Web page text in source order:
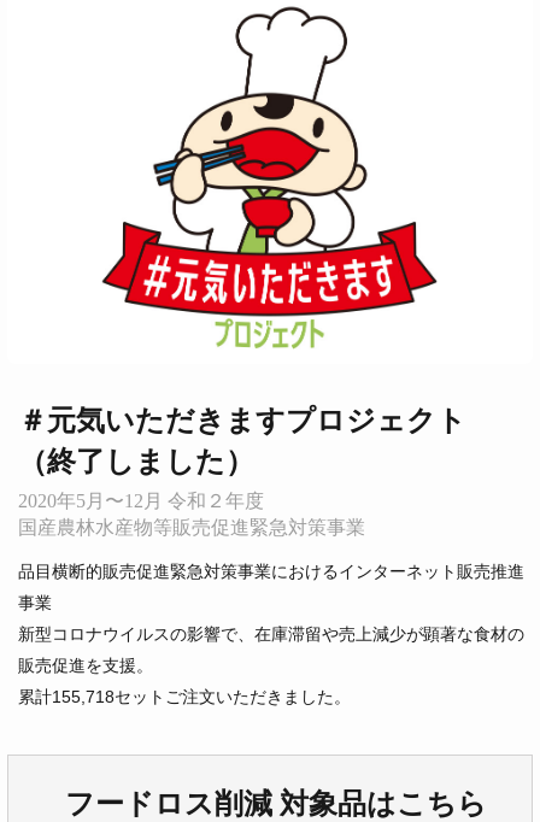
＃元気いただきますプロジェクト
（終了しました）
2020年5月〜12月 令和２年度
国産農林水産物等販売促進緊急対策事業
品目横断的販売促進緊急対策事業におけるインターネット販売推進
事業
新型コロナウイルスの影響で、在庫滞留や売上減少が顕著な食材の
販売促進を支援。
累計155,718セットご注文いただきました。
フードロス削減 対象品はこちら